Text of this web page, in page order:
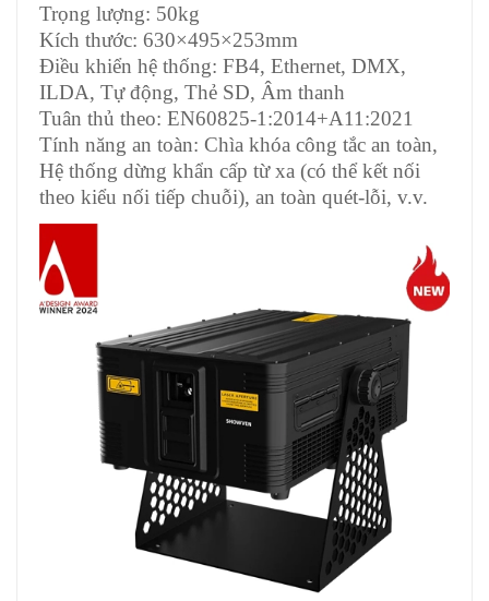
Trọng lượng: 50kg
Kích thước: 630×495×253mm
Điều khiển hệ thống: FB4, Ethernet, DMX,
ILDA, Tự động, Thẻ SD, Âm thanh
Tuân thủ theo: EN60825-1:2014+A11:2021
Tính năng an toàn: Chìa khóa công tắc an toàn,
Hệ thống dừng khẩn cấp từ xa (có thể kết nối
theo kiểu nối tiếp chuỗi), an toàn quét-lỗi, v.v.